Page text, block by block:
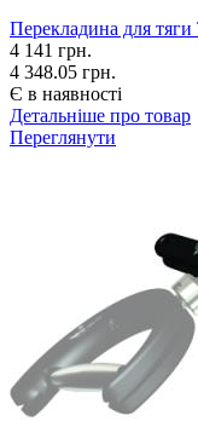
Перекладина для
4 141 грн.
4 348.05 грн.
Є в наявності
Детальніше про товар
Переглянути